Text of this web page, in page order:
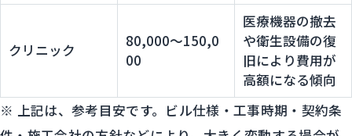
クリニック
80,000〜150,0
00
医療機器の撤去
や衛生設備の復
旧により費用が
高額になる傾向
※ 上記は、参考目安です。ビル仕様・工事時期・契約条